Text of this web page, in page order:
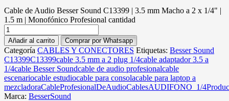
Cable de Audio Besser Sound C13399 | 3.5 mm Macho a 2 x 1/4" |
1.5 m | Monofónico Profesional cantidad
Añadir al carrito Comprar por Whatsapp
Categoría CABLES Y CONECTORES Etiquetas: Besser Sound
C13399C13399cable 3.5 mm a 2 plug 1/4cable adaptador 3.5 a
1/4cable Besser Soundcable de audio profesionalcable
escenariocable estudiocable para consolacable para laptop a
mezcladoraCableProfesionalDeAudioCablesAUDIFONO_1/4
Marca: BesserSound